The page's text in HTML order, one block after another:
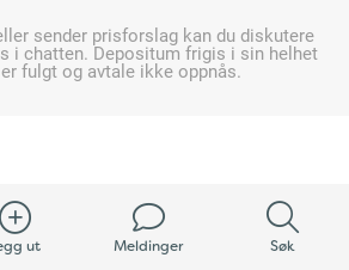
ut Meldinger Søk
sender prisforslag kan du diskutere
i chatten. Depositum frigis i sin helhet
fulgt og avtale ikke oppnås.